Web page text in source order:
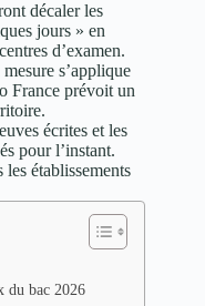
décaler les
jours » en
d’examen.
s’applique
France prévoit un
écrites et les
pour l’instant.
les établissements
du bac 2026